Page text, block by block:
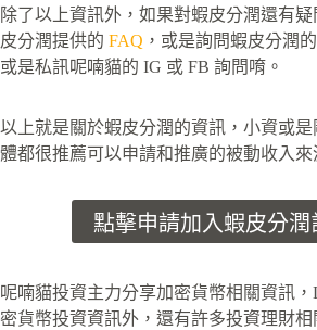
除了以上資訊外，如果對蝦皮分潤還有
皮分潤提供的 FAQ ，或是詢問蝦皮分潤
或是私訊呢喃貓的 IG 或 FB 詢問唷。
以上就是關於蝦皮分潤的資訊，小資或
體都很推薦可以申請和推廣的被動收入來
點擊申請加入蝦皮分潤
呢喃貓投資主力分享加密貨幣相關資訊，
密貨幣投資資訊外，還有許多投資理財